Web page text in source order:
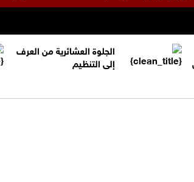
الجلوة العشائرية من العرف
إلى التنظيم